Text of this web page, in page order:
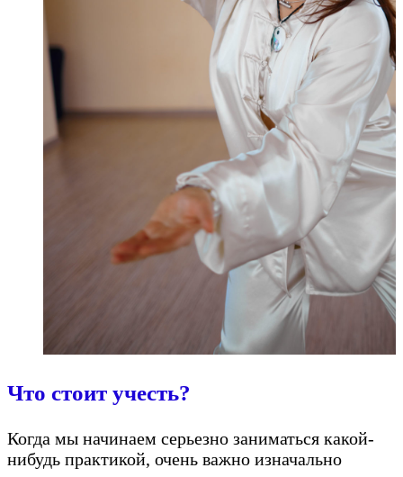
Что стоит учесть?
Когда мы начинаем серьезно заниматься какой-
нибудь практикой, очень важно изначально